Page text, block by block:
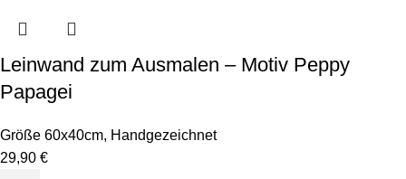
Leinwand zum Ausmalen – Motiv Peppy
Papagei
Größe 60x40cm, Handgezeichnet
29,90 €